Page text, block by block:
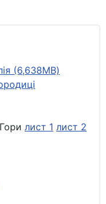
(6,638MB)
лист 1 лист 2